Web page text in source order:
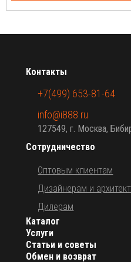
упаковке (в упаковке 6
Каталог
Услуги
Статьи и советы
Обмен и возврат
Сотрудничество
Оптовым клиентам
Дизайнерам и
Дилерам
Контакты
+7(499) 653-81-64
info@i888.ru
127549, г. Москва,